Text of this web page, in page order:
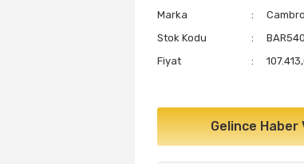
Marka
Cambro
Stok Kodu
Fiyat
Gelince Haber